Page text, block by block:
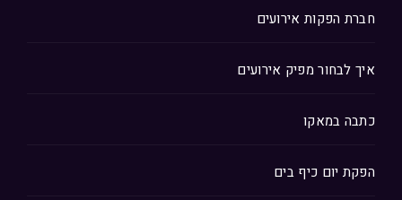
חברת הפקות אירועים
איך לבחור מפיק אירועים
כתבה במאקו
הפקת יום כיף בים